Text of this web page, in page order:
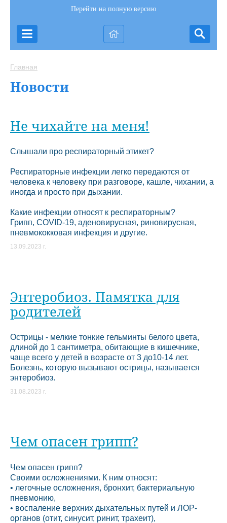
Перейти на полную версию
Главная
Новости
Не чихайте на меня!
Слышали про респираторный этикет?
Респираторные инфекции легко передаются от
человека к человеку при разговоре, кашле, чихании, а
иногда и просто при дыхании.
Какие инфекции относят к респираторным?
Грипп, COVID-19, аденовирусная, риновирусная,
пневмококковая инфекция и другие.
13.09.2023 г.
Энтеробиоз. Памятка для
родителей
Острицы - мелкие тонкие гельминты белого цвета,
длиной до 1 сантиметра, обитающие в кишечнике,
чаще всего у детей в возрасте от 3 до10-14 лет.
Болезнь, которую вызывают острицы, называется
энтеробиоз.
31.08.2023 г.
Чем опасен грипп?
Чем опасен грипп?
Своими осложнениями. К ним относят:
• легочные осложнения, бронхит, бактериальную
пневмонию,
• воспаление верхних дыхательных путей и ЛОР-
органов (отит, синусит, ринит, трахеит),